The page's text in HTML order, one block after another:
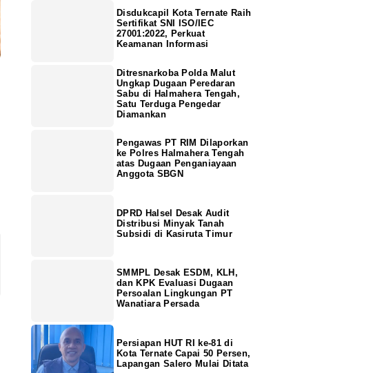
Disdukcapil Kota Ternate Raih
Sertifikat SNI ISO/IEC
27001:2022, Perkuat
Keamanan Informasi
Ditresnarkoba Polda Malut
Ungkap Dugaan Peredaran
Sabu di Halmahera Tengah,
Satu Terduga Pengedar
Diamankan
Pengawas PT RIM Dilaporkan
ke Polres Halmahera Tengah
atas Dugaan Penganiayaan
Anggota SBGN
DPRD Halsel Desak Audit
Distribusi Minyak Tanah
Subsidi di Kasiruta Timur
SMMPL Desak ESDM, KLH,
dan KPK Evaluasi Dugaan
Persoalan Lingkungan PT
Wanatiara Persada
Persiapan HUT RI ke-81 di
Kota Ternate Capai 50 Persen,
Lapangan Salero Mulai Ditata